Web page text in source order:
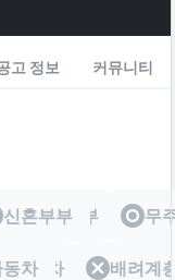
고 정보 커뮤니티
신혼부부
신혼부부 무
자동차 배려
동차 배려계